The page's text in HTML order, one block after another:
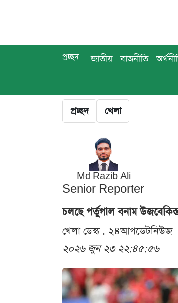
প্রচ্ছদ জাতীয় রাজনীতি
প্রচ্ছদ খেলা
Md Razib Ali
Senior Reporter
চলছে পর্তুগাল বনাম
খেলা ডেস্ক . ২৪আপডেটনিউজ
২০২৬ জুন ২৩ ২২:৪৫:৫৬